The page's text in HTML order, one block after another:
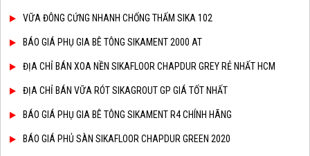
VỮA ĐÔNG CỨNG NHANH CHỐNG THẤM SIKA 102
BÁO GIÁ PHỤ GIA BÊ TÔNG SIKAMENT 2000 AT
ĐỊA CHỈ BÁN XOA NỀN SIKAFLOOR CHAPDUR GREY RẺ NHẤT HCM
ĐỊA CHỈ BÁN VỮA RÓT SIKAGROUT GP GIÁ TỐT NHẤT
BÁO GIÁ PHỤ GIA BÊ TÔNG SIKAMENT R4 CHÍNH HÃNG
BÁO GIÁ PHỦ SÀN SIKAFLOOR CHAPDUR GREEN 2020